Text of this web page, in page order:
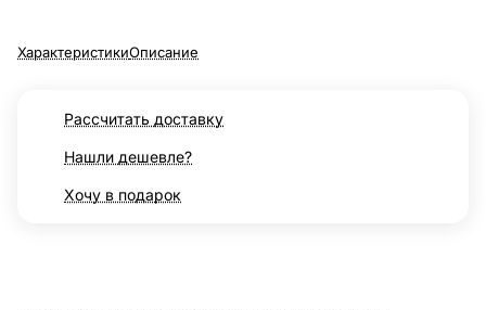
ХарактеристикиОписание
Рассчитать доставку
Нашли дешевле?
Хочу в подарок